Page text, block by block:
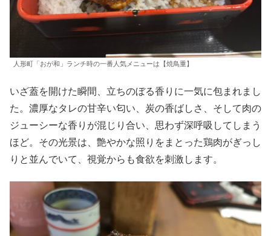
人形町「おが和」ランチ時の一番人気メニューは【焼鳥重】
いざ蓋を開けた瞬間、立ちのぼる香りに一気に包まれまし
た。濃厚なタレの甘辛い匂い、炭の香ばしさ、そして肉の
ジューシーな香りが混じり合い、思わず深呼吸してしまう
ほど。その光景は、艶やかな照りをまとった鶏肉がぎっし
りと並んでいて、視覚からも食欲を刺激します。